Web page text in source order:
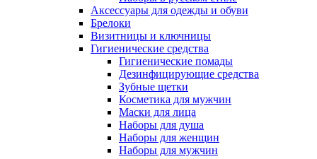
Аксессуары для одежды и обуви
Брелоки
Визитницы и ключницы
Гигиенические средства
Гигиенические помады
Дезинфицирующие средства
Зубные щетки
Косметика для мужчин
Маски для лица
Наборы для душа
Наборы для женщин
Наборы для мужчин